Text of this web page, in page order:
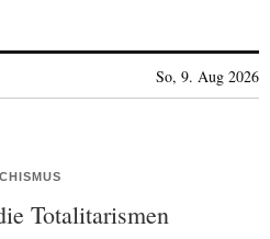
So, 9. Aug 2026
Totalitarismen